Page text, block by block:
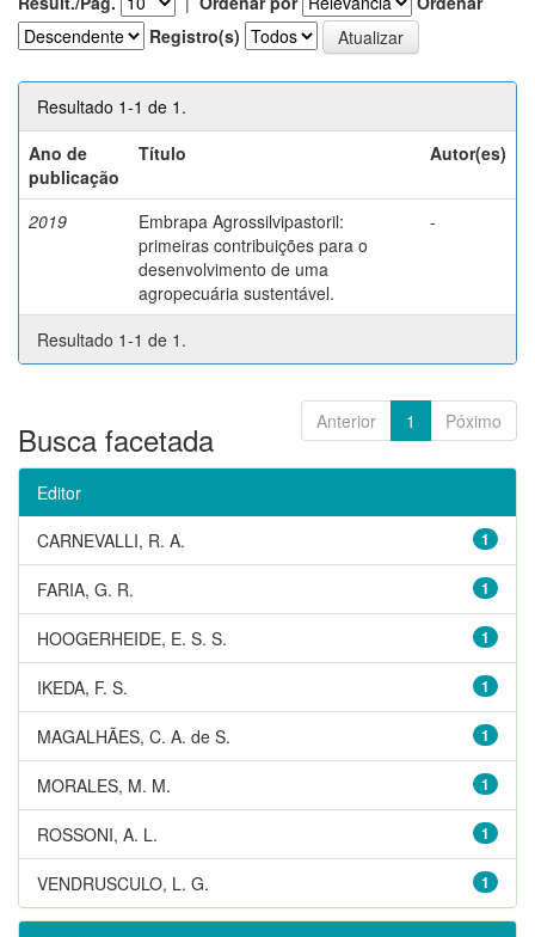
Registro(s)
Resultado 1-1 de 1.
Ano de
publicação
Título Autor(es)
2019
Embrapa Agrossilvipastoril:
primeiras contribuições para o
desenvolvimento de uma
agropecuária sustentável.
-
Resultado 1-1 de 1.
Anterior 1 Póximo
Busca facetada
Editor
1
CARNEVALLI, R. A.
1
FARIA, G. R.
1
HOOGERHEIDE, E. S. S.
1
IKEDA, F. S.
1
MAGALHÃES, C. A. de S.
1
MORALES, M. M.
1
ROSSONI, A. L.
1
VENDRUSCULO, L. G.